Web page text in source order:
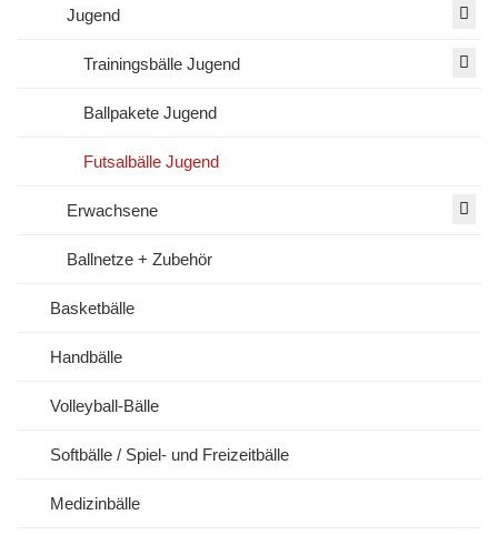
Jugend
Trainingsbälle Jugend
Ballpakete Jugend
Futsalbälle Jugend
Erwachsene
Ballnetze + Zubehör
Basketbälle
Handbälle
Volleyball-Bälle
Softbälle / Spiel- und Freizeitbälle
Medizinbälle